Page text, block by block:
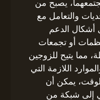
يصبح من
والتعامل مع
أشكال الدعم
أو تجمعات
مما يتيح للزوجين
اللازمة التي
يمكن أن
إلى شبكة من